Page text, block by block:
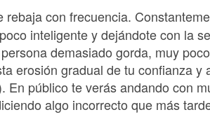
rebaja con frecuencia.
inteligente y dejándote con la
demasiado gorda, muy
erosión gradual de tu confianza y
público te verás andando con
algo incorrecto que más